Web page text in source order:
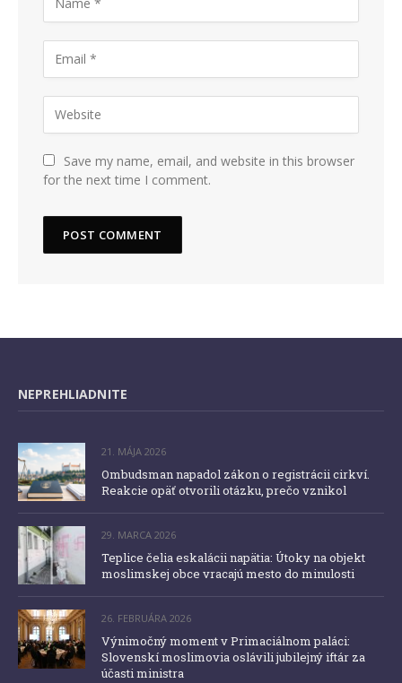
Save my name, email, and website in this browser
for the next time I comment.
NEPREHLIADNITE
21. MÁJA 2026
Ombudsman napadol zákon o registrácii cirkví.
Reakcie opäť otvorili otázku, prečo vznikol
29. MARCA 2026
Teplice čelia eskalácii napätia: Útoky na objekt
moslimskej obce vracajú mesto do minulosti
26. FEBRUÁRA 2026
Výnimočný moment v Primaciálnom paláci:
Slovenskí moslimovia oslávili jubilejný iftár za
účasti ministra